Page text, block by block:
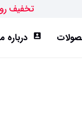
تخفیف
account_box درباره